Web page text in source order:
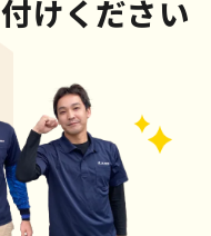
けください